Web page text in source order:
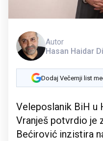
Autor
Hasan Haidar
Dodaj Večernji list
Veleposlanik BiH u
Vranješ potvrdio je
Bećirović inzistira